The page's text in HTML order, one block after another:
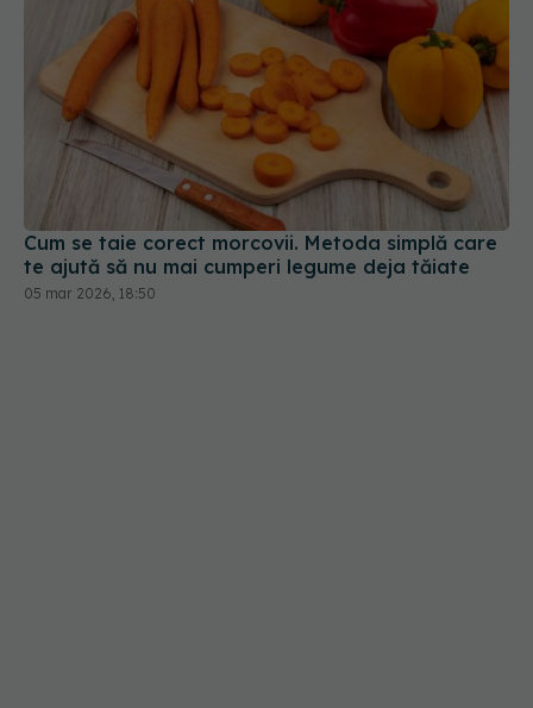
Cum se taie corect morcovii. Metoda simplă care
te ajută să nu mai cumperi legume deja tăiate
05 mar 2026, 18:50